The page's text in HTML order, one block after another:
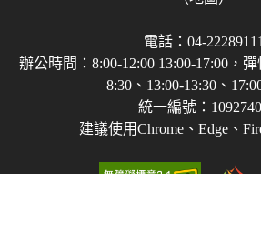
電話：04-22289111
辦公時間：8:00-12:00 13:00-17:00，
8:30、13:00-13:30、
統一編號：
建議使用Chrome、Edge、